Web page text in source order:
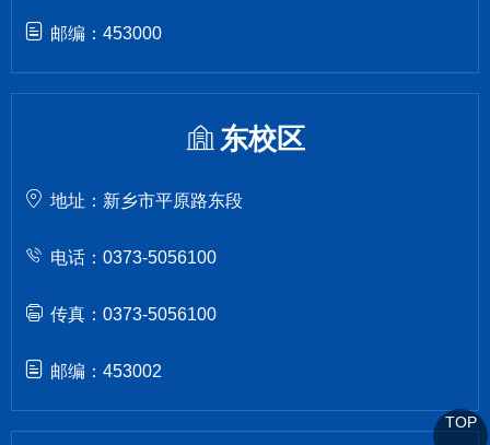
邮编：453000
东校区
地址：新乡市平原路东段
电话：0373-5056100
传真：0373-5056100
邮编：453002
TOP